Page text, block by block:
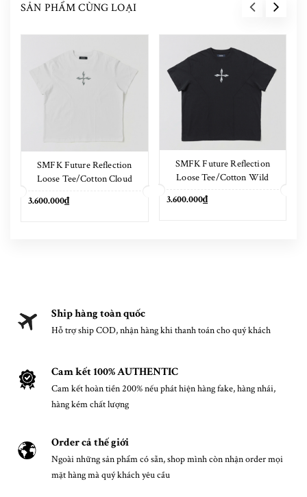
SẢN PHẨM CÙNG LOẠI
SMFK Future Reflection
Loose Tee/Cotton Cloud
3.600.000₫
SMFK Future Reflection
Loose Tee/Cotton Wild
3.600.000₫
Ship hàng toàn quốc
Hỗ trợ ship COD, nhận hàng khi thanh toán cho quý khách
Cam kết 100% AUTHENTIC
Cam kết hoàn tiền 200% nếu phát hiện hàng fake, hàng nhái,
hàng kém chất lượng
Order cả thế giới
Ngoài những sản phẩm có sẵn, shop mình còn nhận order mọi
mặt hàng mà quý khách yêu cầu